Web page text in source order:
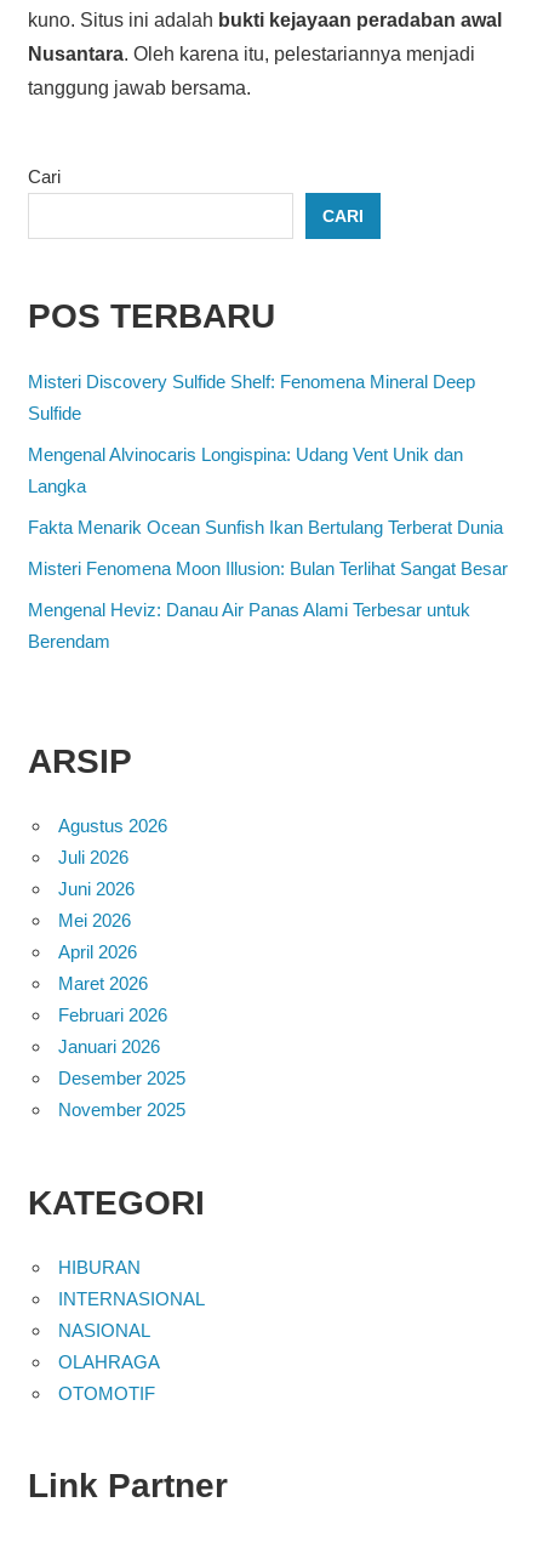
kuno. Situs ini adalah bukti kejayaan peradaban awal
Nusantara. Oleh karena itu, pelestariannya menjadi
tanggung jawab bersama.
Cari
CARI
POS TERBARU
Misteri Discovery Sulfide Shelf: Fenomena Mineral Deep
Sulfide
Mengenal Alvinocaris Longispina: Udang Vent Unik dan
Langka
Fakta Menarik Ocean Sunfish Ikan Bertulang Terberat Dunia
Misteri Fenomena Moon Illusion: Bulan Terlihat Sangat Besar
Mengenal Heviz: Danau Air Panas Alami Terbesar untuk
Berendam
ARSIP
Agustus 2026
Juli 2026
Juni 2026
Mei 2026
April 2026
Maret 2026
Februari 2026
Januari 2026
Desember 2025
November 2025
KATEGORI
HIBURAN
INTERNASIONAL
NASIONAL
OLAHRAGA
OTOMOTIF
Link Partner